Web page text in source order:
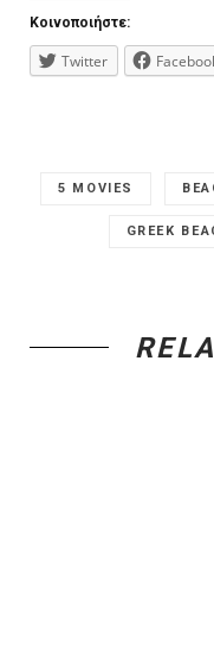
Κοινοποιήστε:
Twitter
5 MOVIES
GREEK